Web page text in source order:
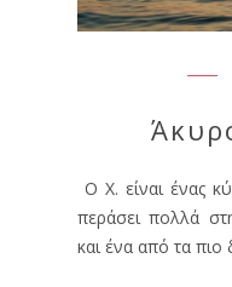
Ο Χ. είναι ένας
περάσει πολλά
και ένα από τα πιο